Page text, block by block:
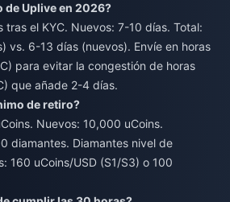
de Uplive en 2026?
tras el KYC. Nuevos: 7-10 días. Total:
vs. 6-13 días (nuevos). Envíe en horas
para evitar la congestión de horas
que añade 2-4 días.
de retiro?
Nuevos: 10,000 uCoins.
diamantes. Diamantes nivel de
160 uCoins/USD (S1/S3) o 100